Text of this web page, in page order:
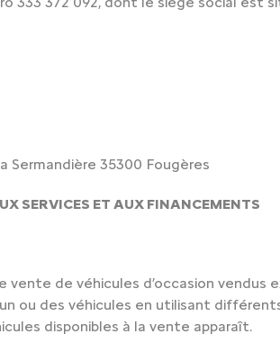
Sermandière 35300 Fougères
SERVICES ET AUX FINANCEMENTS
de véhicules d’occasion vendus
ou des véhicules en utilisant
disponibles à la vente apparaît.